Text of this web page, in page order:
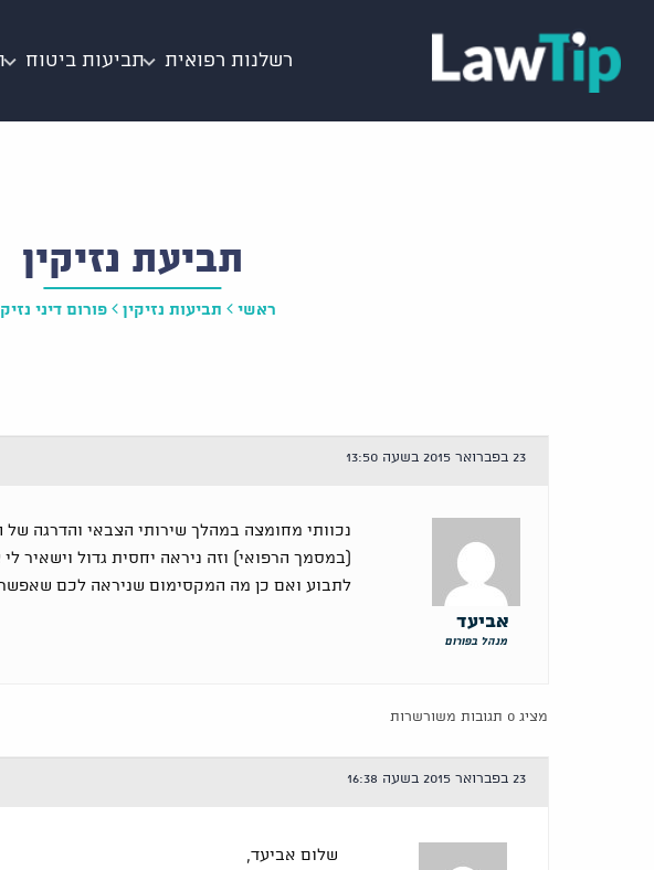
רשלנות רפואית תביעות ביטוח
תביעת נזיקין
ראשי תביעות נזיקין פורום דיני
23 בפברואר 2015 בשעה 13:50
אביעד
מנהל בפורום
(במסמך הרפואי) וזה ניראה יחסית גדול וישאיר
לתבוע ואם כן מה המקסימום שניראה לכם
מציג 0 תגובות משורשרות
23 בפברואר 2015 בשעה 16:38
שלום אביעד,